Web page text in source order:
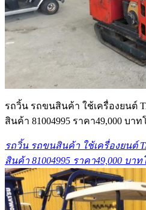
รถวิ้น รถขนสินค้า ใช้เครื่องยนต์
สินค้า 81004995 ราคา49,000 บาท
รถวิ้น รถขนสินค้า ใช้เครื่องยนต์
สินค้า 81004995 ราคา49,000 บาท